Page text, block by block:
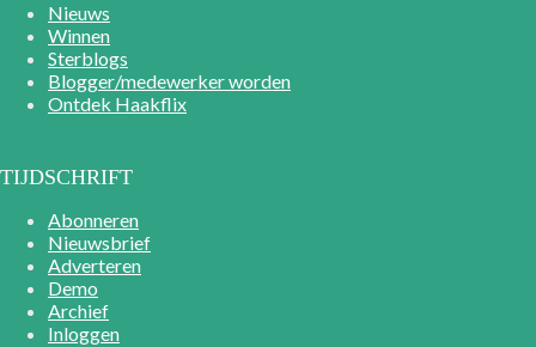
Nieuws
Winnen
Sterblogs
Blogger/medewerker worden
Ontdek Haakflix
TIJDSCHRIFT
Abonneren
Nieuwsbrief
Adverteren
Demo
Archief
Inloggen